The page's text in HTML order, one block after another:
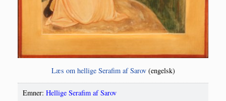
Læs om hel­li­ge Ser­a­fim af Sarov(engelsk)
Emner: Hellige Serafim af Sarov